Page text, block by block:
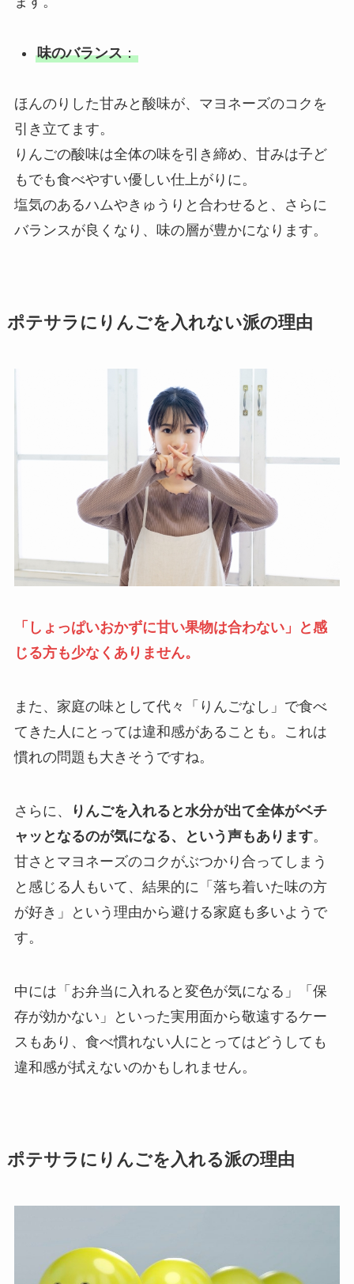
味のバランス：
ほんのりした甘みと酸味が、マヨネーズのコクを
引き立てます。
りんごの酸味は全体の味を引き締め、甘みは子ど
もでも食べやすい優しい仕上がりに。
塩気のあるハムやきゅうりと合わせると、さらに
バランスが良くなり、味の層が豊かになります。
ポテサラにりんごを入れない派の理由
「しょっぱいおかずに甘い果物は合わない」と感
じる方も少なくありません。
また、家庭の味として代々「りんごなし」で食べ
てきた人にとっては違和感があることも。これは
慣れの問題も大きそうですね。
さらに、
りんごを入れると水分が出て全体がベチ
ャッとなるのが気になる、という声もあります。
甘さとマヨネーズのコクがぶつかり合ってしまう
と感じる人もいて、結果的に「落ち着いた味の方
が好き」という理由から避ける家庭も多いようで
す。
中には「お弁当に入れると変色が気になる」「保
存が効かない」といった実用面から敬遠するケー
スもあり、食べ慣れない人にとってはどうしても
違和感が拭えないのかもしれません。
ポテサラにりんごを入れる派の理由